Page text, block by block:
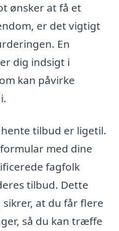
ønsker at få et
er det vigtigt
En
dig indsigt i
kan påvirke
tilbud er ligetil.
med dine
fagfolk
tilbud. Dette
at du får flere
så du kan træffe